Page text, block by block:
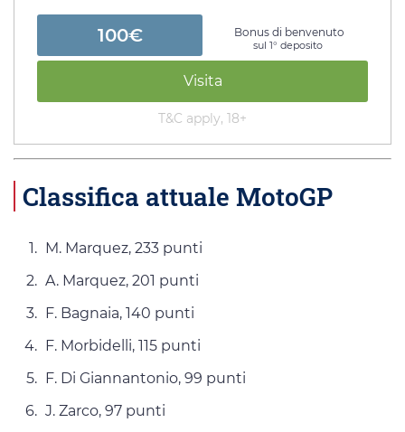
100€ Bonus di benvenuto
sul 1° deposito
Visita
T&C apply, 18+
Classifica attuale MotoGP
M. Marquez, 233 punti
A. Marquez, 201 punti
F. Bagnaia, 140 punti
F. Morbidelli, 115 punti
F. Di Giannantonio, 99 punti
J. Zarco, 97 punti